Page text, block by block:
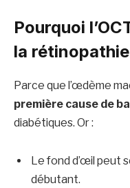
Pourquoi
la
Parce que l’œdème
première cause de
diabétiques. Or :
Le fond d’œil peut
débutant.